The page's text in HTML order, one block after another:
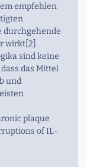
empfehlen
durchgehende
wirkt[2].
sind keine
das Mittel
und
plaque
of IL‐